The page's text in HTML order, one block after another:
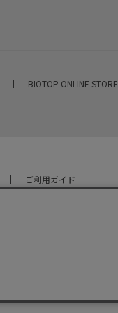
BIOTOP ONLINE STORE
ご利用ガイド